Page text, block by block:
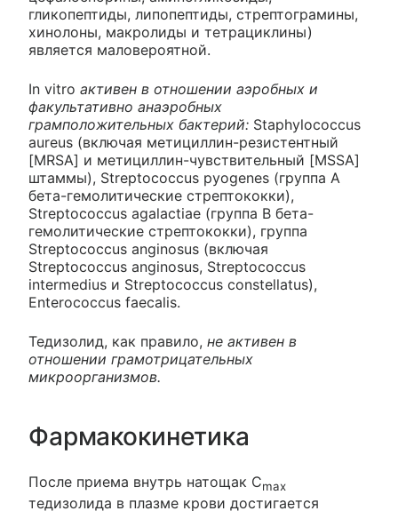
гликопептиды, липопептиды, стрептограмины,
хинолоны, макролиды и тетрациклины)
является маловероятной.
In vitro активен в отношении аэробных и
факультативно анаэробных
грамположительных бактерий: Staphylococcus
aureus (включая метициллин-резистентный
[MRSA] и метициллин-чувствительный [MSSA]
штаммы), Streptococcus pyogenes (группа А
бета-гемолитические стрептококки),
Streptococcus agalactiae (группа В бета-
гемолитические стрептококки), группа
Streptococcus anginosus (включая
Streptococcus anginosus, Streptococcus
intermedius и Streptococcus constellatus),
Enterococcus faecalis.
Тедизолид, как правило, не активен в
отношении грамотрицательных
микроорганизмов.
Фармакокинетика
После приема внутрь натощак Cmax
тедизолида в плазме крови достигается